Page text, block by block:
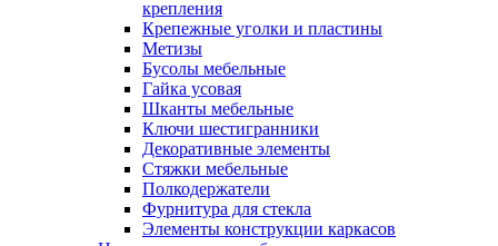
крепления
Крепежные уголки и пластины
Метизы
Бусолы мебельные
Гайка усовая
Шканты мебельные
Ключи шестигранники
Декоративные элементы
Стяжки мебельные
Полкодержатели
Фурнитура для стекла
Элементы конструкции каркасов